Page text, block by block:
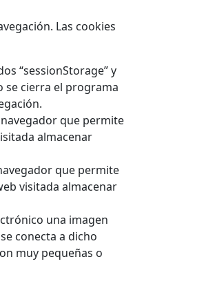
Las cookies
“sessionStorage” y
se cierra el programa
navegador que permite
almacenar
que permite
visitada almacenar
una imagen
conecta a dicho
muy pequeñas o